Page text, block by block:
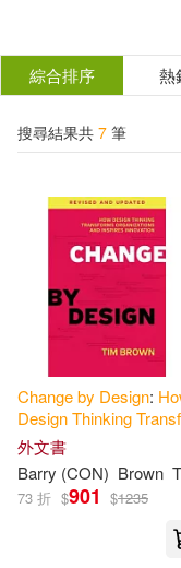
結
分類 (單選)
所有商品(7)
電子書(1)
(可複選)
Brown(3)
Barry (CON)(1)
綜合排序 熱
搜尋結果共 7 筆
Changeby Design:
DesignThinking
Organizations
Innovation
外文書
Barry (CON) Brown
73 折 $901 $1235